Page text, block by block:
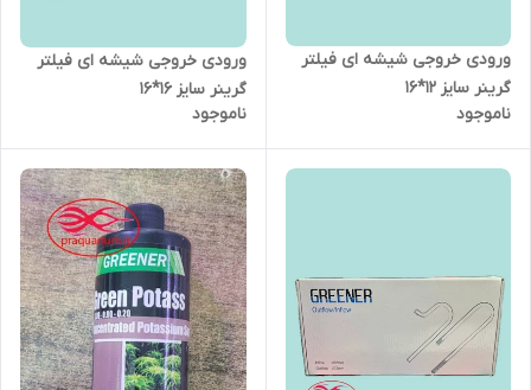
ورودی خروجی شیشه ای فیلتر
گرینر سایز 12*16
ناموجود
ورودی خروجی شیشه ای فیلتر
گرینر سایز 16*16
ناموجود